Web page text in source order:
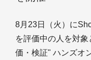
8月23日（火）に
を評価中の人を対
価・検証" ハンズオ